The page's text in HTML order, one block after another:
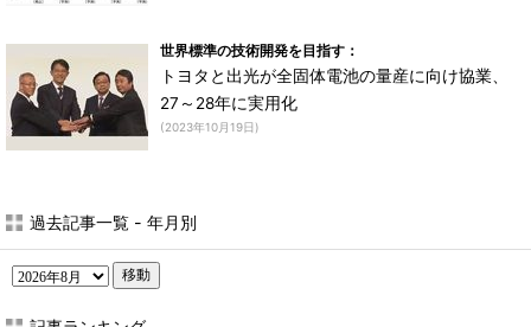
世界標準の技術開発を目指す：
トヨタと出光が全固体電池の量産に向け協業、
27～28年に実用化
(2023年10月19日)
過去記事一覧 - 年月別
移動